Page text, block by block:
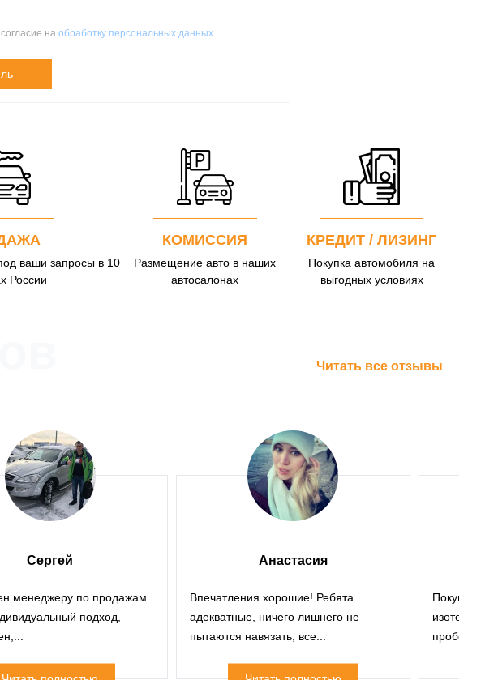
на обработку персональных данных
ваши запросы в 10
России
КОМИССИЯ
Размещение авто в наших
автосалонах
КРЕДИТ / ЛИЗИНГ
Покупка автомобиля на
выгодных условиях
Читать все отзывы
Сергей
менеджеру по продажам
подход,
Анастасия
Впечатления хорошие! Ребята
адекватные, ничего лишнего не
пытаются навязать, все...
Покупал
пробег был